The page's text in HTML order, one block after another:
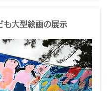
も大型絵画の展示